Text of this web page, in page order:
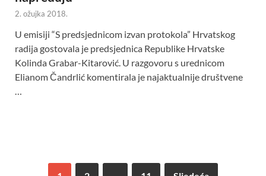
2. ožujka 2018.
U emisiji “S predsjednicom izvan protokola” Hrvatskog
radija gostovala je predsjednica Republike Hrvatske
Kolinda Grabar-Kitarović. U razgovoru s urednicom
Elianom Čandrlić komentirala je najaktualnije društvene